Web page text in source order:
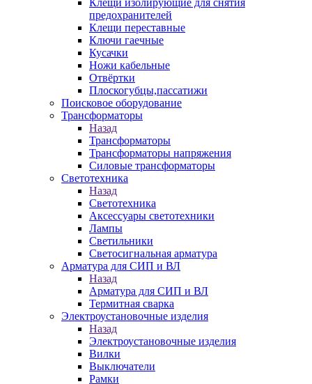
Клещи изолирующие для снятия
предохранителей
Клещи переставные
Ключи гаечные
Кусачки
Ножи кабельные
Отвёртки
Плоскогубцы,пассатижи
Поисковое оборудование
Трансформаторы
Назад
Трансформаторы
Трансформаторы напряжения
Силовые трансформаторы
Светотехника
Назад
Светотехника
Аксессуары светотехники
Лампы
Светильники
Светосигнальная арматура
Арматура для СИП и ВЛ
Назад
Арматура для СИП и ВЛ
Термитная сварка
Электроустановочные изделия
Назад
Электроустановочные изделия
Вилки
Выключатели
Рамки